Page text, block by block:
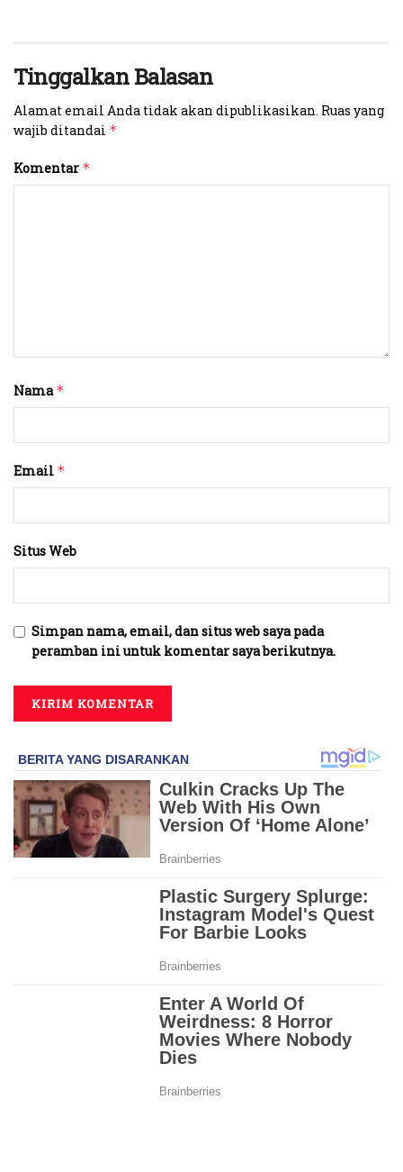
Tinggalkan Balasan
Alamat email Anda tidak akan dipublikasikan. Ruas yang
wajib ditandai *
Komentar *
Nama*
Email *
Situs Web
Simpan nama, email, dan situs web saya pada
peramban ini untuk komentar saya berikutnya.